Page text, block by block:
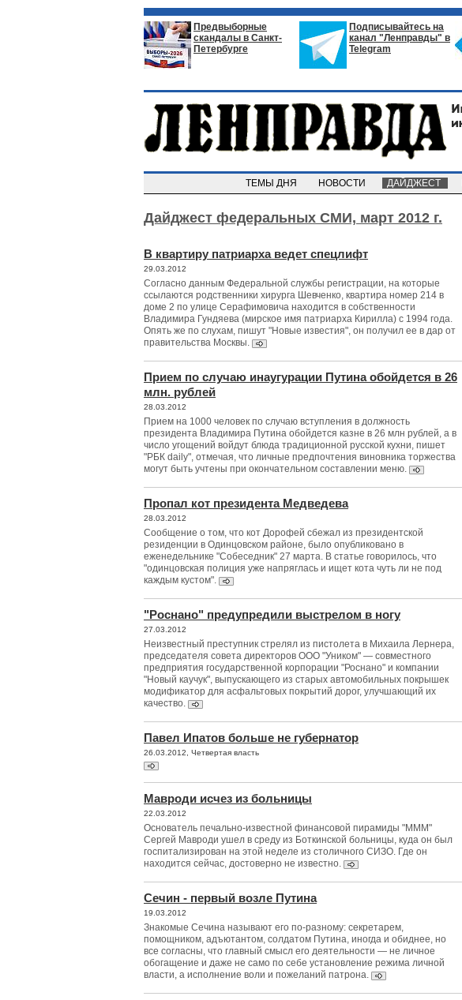
Предвыборные
скандалы в Санкт-
Петербурге
Подписывайтесь на
канал "Ленправды" в
Telegram
ТЕМЫ ДНЯ НОВОСТИ ДАЙДЖЕСТ
Дайджест федеральных СМИ, март 2012 г.
В квартиру патриарха ведет спецлифт
29.03.2012
Cогласно данным Федеральной службы регистрации, на которые
ссылаются родственники хирурга Шевченко, квартира номер 214 в
доме 2 по улице Серафимовича находится в собственности
Владимира Гундяева (мирское имя патриарха Кирилла) с 1994 года.
Опять же по слухам, пишут "Новые известия", он получил ее в дар от
правительства Москвы.
Прием по случаю инаугурации Путина обойдется в 26
млн. рублей
28.03.2012
Прием на 1000 человек по случаю вступления в должность
президента Владимира Путина обойдется казне в 26 млн рублей, а в
число угощений войдут блюда традиционной русской кухни, пишет
"РБК daily", отмечая, что личные предпочтения виновника торжества
могут быть учтены при окончательном составлении меню.
Пропал кот президента Медведева
28.03.2012
Сообщение о том, что кот Дорофей сбежал из президентской
резиденции в Одинцовском районе, было опубликовано в
еженедельнике "Собеседник" 27 марта. В статье говорилось, что
"одинцовская полиция уже напряглась и ищет кота чуть ли не под
каждым кустом".
"Роснано" предупредили выстрелом в ногу
27.03.2012
Неизвестный преступник стрелял из пистолета в Михаила Лернера,
председателя совета директоров ООО "Уником" — совместного
предприятия государственной корпорации "Роснано" и компании
"Новый каучук", выпускающего из старых автомобильных покрышек
модификатор для асфальтовых покрытий дорог, улучшающий их
качество.
Павел Ипатов больше не губернатор
26.03.2012, Четвертая власть
Мавроди исчез из больницы
22.03.2012
Основатель печально-известной финансовой пирамиды "МММ"
Сергей Мавроди ушел в среду из Боткинской больницы, куда он был
госпитализирован на этой неделе из столичного СИЗО. Где он
находится сейчас, достоверно не известно.
Сечин - первый возле Путина
19.03.2012
Знакомые Сечина называют его по-разному: секретарем,
помощником, адъютантом, солдатом Путина, иногда и обиднее, но
все согласны, что главный смысл его деятельности — не личное
обогащение и даже не само по себе установление режима личной
власти, а исполнение воли и пожеланий патрона.